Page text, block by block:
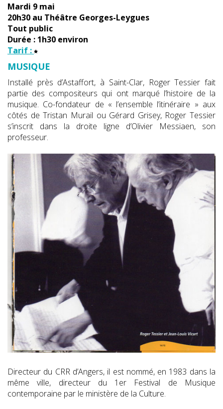
Mardi 9 mai
20h30 au Théâtre Georges-Leygues
Tout public
Durée : 1h30 environ
Tarif :
MUSIQUE
Installé près d’Astaffort, à Saint-Clar, Roger Tessier fait
partie des compositeurs qui ont marqué l’histoire de la
musique. Co-fondateur de « l’ensemble l’itinéraire » aux
côtés de Tristan Murail ou Gérard Grisey, Roger Tessier
s’inscrit dans la droite ligne d’Olivier Messiaen, son
professeur.
Directeur du CRR d’Angers, il est nommé, en 1983 dans la
même ville, directeur du 1er Festival de Musique
contemporaine par le ministère de la Culture.